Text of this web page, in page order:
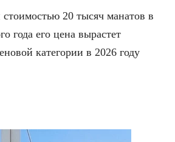
20 тысяч манатов в
года его цена вырастет
категории в 2026 году